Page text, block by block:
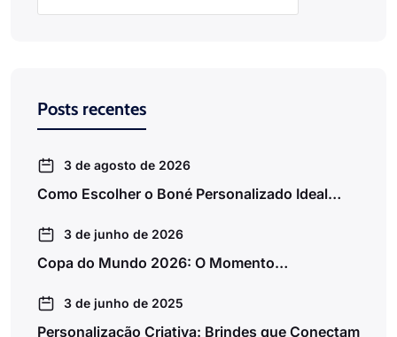
Posts recentes
3 de agosto de 2026
Como Escolher o Boné Personalizado Ideal…
3 de junho de 2026
Copa do Mundo 2026: O Momento…
3 de junho de 2025
Personalização Criativa: Brindes que Conectam